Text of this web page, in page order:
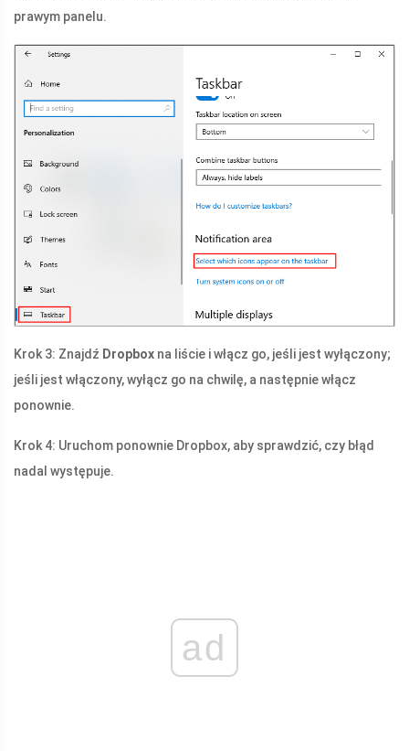
prawym panelu.
Krok 3: Znajdź Dropbox na liście i włącz go, jeśli jest wyłączony;
jeśli jest włączony, wyłącz go na chwilę, a następnie włącz
ponownie.
Krok 4: Uruchom ponownie Dropbox, aby sprawdzić, czy błąd
nadal występuje.
ad